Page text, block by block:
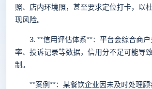
照、店内环境照，甚至要求定位打卡，以
现风险。
3. **信用评估体系**：平台会综合商户
率、投诉记录等数据，信用分不足可能导
制。
**案例**：某餐饮企业因未及时处理顾